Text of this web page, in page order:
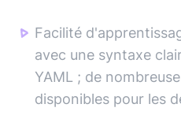
Facilité
avec une syntaxe
YAML ; de
disponibles pour les